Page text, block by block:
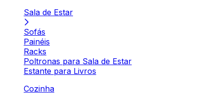
Sala de Estar
Sofás
Painéis
Racks
Poltronas para Sala de Estar
Estante para Livros
Cozinha